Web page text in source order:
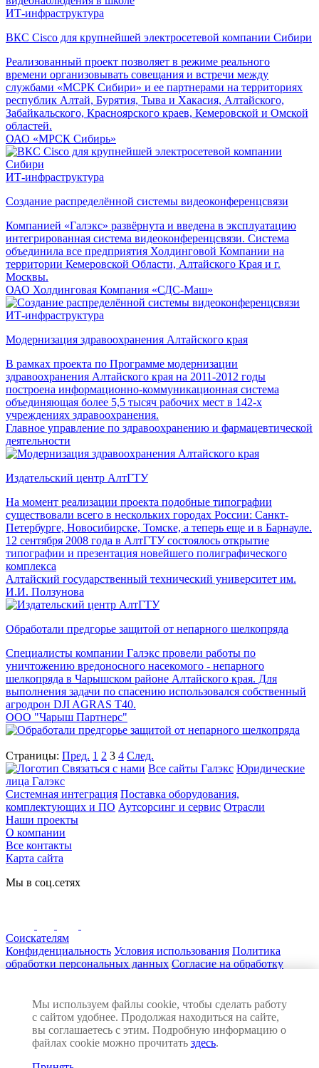
ИТ-инфраструктура
ВКС Cisco для крупнейшей электросетевой компании Сибири
Реализованный проект позволяет в режиме реального
времени организовывать совещания и встречи между
службами «МСРК Сибири» и ее партнерами на территориях
республик Алтай, Бурятия, Тыва и Хакасия, Алтайского,
Забайкальского, Красноярского краев, Кемеровской и Омской
областей.
ОАО «МРСК Сибирь»
ИТ-инфраструктура
Создание распределённой системы видеоконференцсвязи
Компанией «Галэкс» развёрнута и введена в эксплуатацию
интегрированная система видеоконференцсвязи. Система
объединила все предприятия Холдинговой Компании на
территории Кемеровской Области, Алтайского Края и г.
Москвы.
ОАО Холдинговая Компания «СДС-Маш»
ИТ-инфраструктура
Модернизация здравоохранения Алтайского края
В рамках проекта по Программе модернизации
здравоохранения Алтайского края на 2011-2012 годы
построена информационно-коммуникационная система
объединяющая более 5,5 тысяч рабочих мест в 142-х
учреждениях здравоохранения.
Главное управление по здравоохранению и фармацевтической
деятельности
Издательский центр АлтГТУ
На момент реализации проекта подобные типографии
существовали всего в нескольких городах России: Санкт-
Петербурге, Новосибирске, Томске, а теперь еще и в Барнауле.
12 сентября 2008 года в АлтГТУ состоялось открытие
типографии и презентация новейшего полиграфического
комплекса
Алтайский государственный технический университет им.
И.И. Ползунова
Обработали предгорье защитой от непарного шелкопряда
Специалисты компании Галэкс провели работы по
уничтожению вредоносного насекомого - непарного
шелкопряда в Чарышском районе Алтайского края. Для
выполнения задачи по спасению использовался собственный
агродрон DJI AGRAS T40.
ООО "Чарыш Партнерс"
Страницы: Пред. 1 2 3 4 След.
Мы используем файлы cookie, чтобы сделать работу
с сайтом удобнее. Продолжая находиться на сайте,
вы соглашаетесь с этим. Подробную информацию о
файлах cookie можно прочитать здесь.
Связаться с нами Все сайты Галэкс Юридические
лица Галэкс
Системная интеграция Поставка оборудования,
комплектующих и ПО Аутсорсинг и сервис Отрасли
Наши проекты
О компании
Все контакты
Карта сайта
Мы в соц.сетях
Соискателям
Конфиденциальность Условия использования Политика
обработки персональных данных Согласие на обработку
ошибкой и нажмите Ctrl+Enter
© 2026 ГАЛЭКС. Все права защищены
Разработка сайта: